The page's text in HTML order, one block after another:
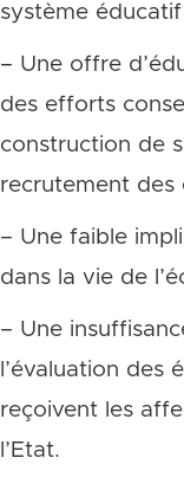
système éducatif
– Une offre
des efforts
construction de
recrutement des
– Une faible
dans la vie de
– Une
l’évaluation des
reçoivent les
l’Etat.